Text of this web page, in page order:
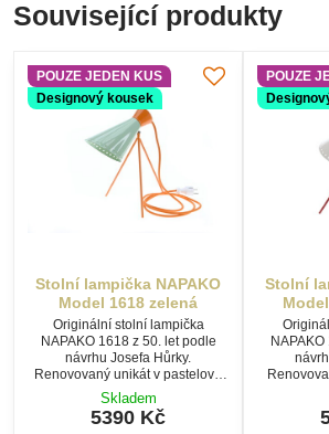
Související produkty
POUZE JEDEN KUS
Designový kousek
Stolní lampička NAPAKO
Model 1618 zelená
Originální stolní lampička
NAPAKO 1618 z 50. let podle
návrhu Josefa Hůrky.
Renovovaný unikát v pastelově
zelené a oranžové barvě s novou
elektroinstalací a nastavitelným
kloubem.
Skladem
5390 Kč
POUZE
Stolní
bílé a